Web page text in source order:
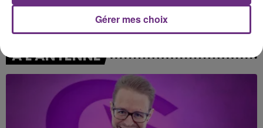
TAME IMPALA & JENNIE SANTA
Recommence-Moi
A L'ANTENNE
Gérer mes choix